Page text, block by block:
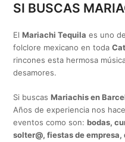
SI BUSCAS
ElMariachi Tequila es uno
folclore mexicano en toda
rincones esta hermosa
desamores.
Si buscasMariachis en
Años de experiencia nos
eventos como son:bodas,
solter@, fiestas de